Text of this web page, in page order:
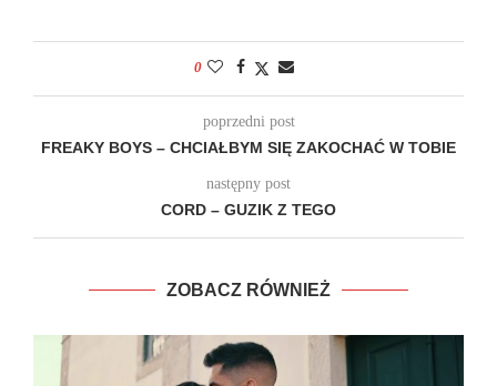
0
poprzedni post
FREAKY BOYS – CHCIAŁBYM SIĘ ZAKOCHAĆ W TOBIE
następny post
CORD – GUZIK Z TEGO
ZOBACZ RÓWNIEŻ